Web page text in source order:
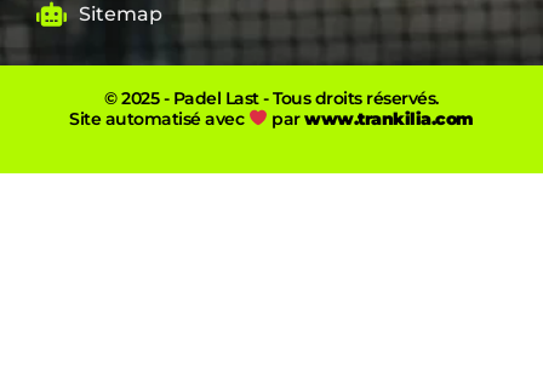
Sitemap
© 2025 - Padel Last - Tous droits réservés.
Site automatisé avec
parwww.trankilia.com